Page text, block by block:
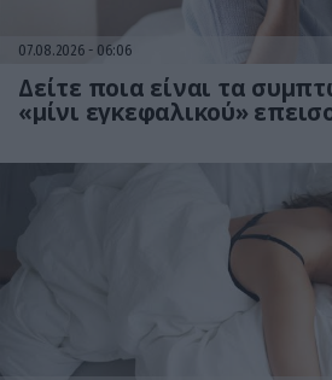
07.08.2026 06:06
Δείτε ποια είναι τα
«μίνι εγκεφαλικού»